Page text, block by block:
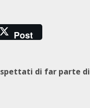
Post
di far parte di